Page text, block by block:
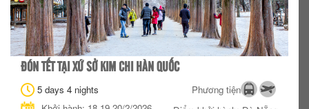
ĐÓN TẾT TẠI XỨ SỞ KIM CHI HÀN QUỐC
5 days 4 nights
Phương tiện